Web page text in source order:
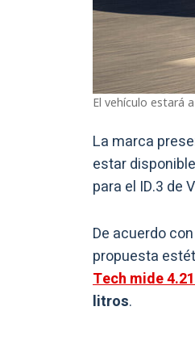
El vehículo estará
La marca
estar
para el ID.3 de
De acuerdo
propuesta
Tech mide
litros.